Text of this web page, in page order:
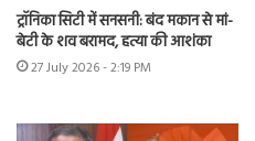
ट्रॉनिका सिटी में सनसनी: बंद मकान से मां-
बेटी के शव बरामद, हत्या की आशंका
27 July 2026 - 2:19 PM